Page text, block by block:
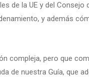
de la UE y del Consejo
y además
compleja, pero que
de nuestra Guía, que